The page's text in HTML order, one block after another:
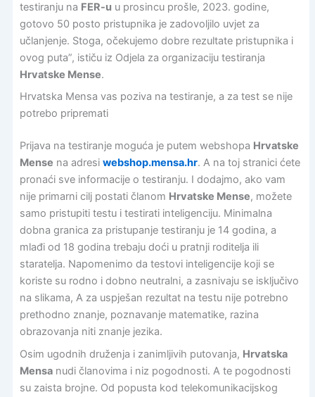
testiranju na FER-u u prosincu prošle, 2023. godine,
gotovo 50 posto pristupnika je zadovoljilo uvjet za
učlanjenje. Stoga, očekujemo dobre rezultate pristupnika i
ovog puta”, ističu iz Odjela za organizaciju testiranja
Hrvatske Mense.
Hrvatska Mensa vas poziva na testiranje, a za test se nije
potrebo pripremati
Prijava na testiranje moguća je putem webshopa Hrvatske
Mense na adresi webshop.mensa.hr. A na toj stranici ćete
pronaći sve informacije o testiranju. I dodajmo, ako vam
nije primarni cilj postati članom Hrvatske Mense, možete
samo pristupiti testu i testirati inteligenciju. Minimalna
dobna granica za pristupanje testiranju je 14 godina, a
mlađi od 18 godina trebaju doći u pratnji roditelja ili
staratelja. Napomenimo da testovi inteligencije koji se
koriste su rodno i dobno neutralni, a zasnivaju se isključivo
na slikama, A za uspješan rezultat na testu nije potrebno
prethodno znanje, poznavanje matematike, razina
obrazovanja niti znanje jezika.
Osim ugodnih druženja i zanimljivih putovanja, Hrvatska
Mensanudi članovima i niz pogodnosti. A te pogodnosti
su zaista brojne. Od popusta kod telekomunikacijskog